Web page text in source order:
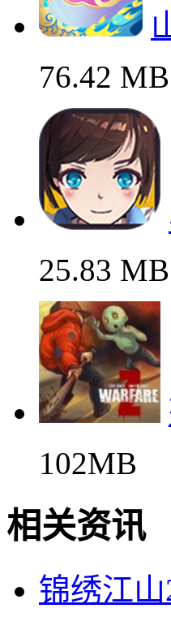
76.42 MB
25.83 MB
102MB
相关资讯
锦绣江